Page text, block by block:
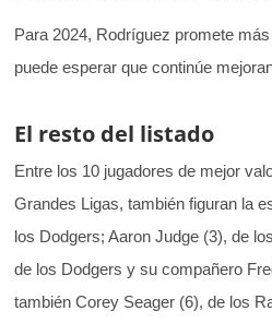
Para 2024, Rodríguez promete
puede esperar que continúe
El resto del listado
Entre los 10 jugadores de mejor
Grandes Ligas, también figuran la
los Dodgers; Aaron Judge (3), de
de los Dodgers y su compañero
también Corey Seager (6), de los